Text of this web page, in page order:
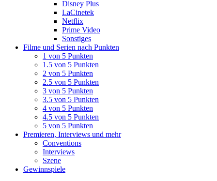
Disney Plus
LaCinetek
Netflix
Prime Video
Sonstiges
Filme und Serien nach Punkten
1 von 5 Punkten
1.5 von 5 Punkten
2 von 5 Punkten
2.5 von 5 Punkten
3 von 5 Punkten
3.5 von 5 Punkten
4 von 5 Punkten
4.5 von 5 Punkten
5 von 5 Punkten
Premieren, Interviews und mehr
Conventions
Interviews
Szene
Gewinnspiele